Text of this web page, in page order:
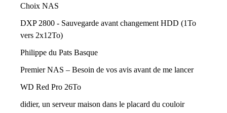
Choix NAS
DXP 2800 - Sauvegarde avant changement HDD (1To
vers 2x12To)
Philippe du Pats Basque
Premier NAS – Besoin de vos avis avant de me lancer
WD Red Pro 26To
didier, un serveur maison dans le placard du couloir